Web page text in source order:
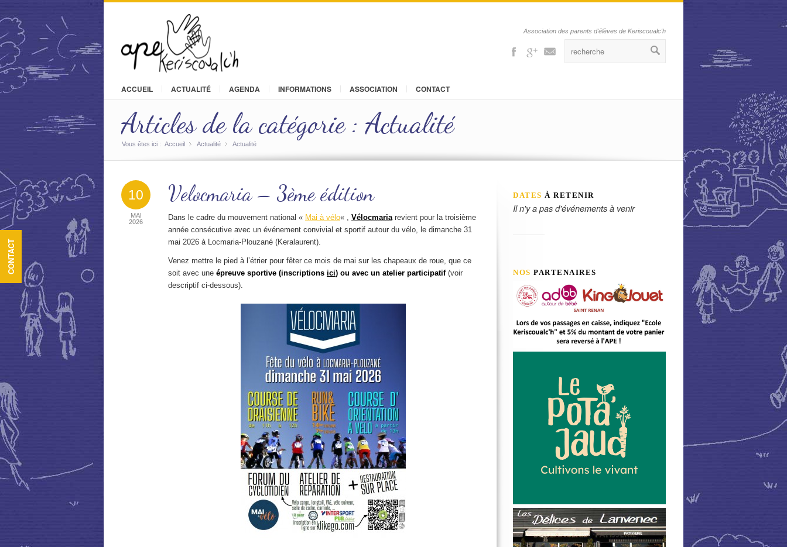
CONTACT
ACCUEIL ACTUALITÉ AGENDA INFORMATIONS ASSOCIATION CONTACT
Association des parents d'élèves de Keriscoualc'h
Facebook
Gplus Mail
Articles de la catégorie : Actualité
Vous êtes ici : Accueil »
Actualité »
Actualité
10
MAI
2026
Velocmaria – 3ème édition
Dans le cadre du mouvement national « Mai à vélo« , Vélocmariarevient pour la troisième
année consécutive avec un événement convivial et sportif autour du vélo, le dimanche 31
mai 2026 à Locmaria-Plouzané (Keralaurent).
Venez mettre le pied à l’étrier pour fêter ce mois de mai sur les chapeaux de roue, que ce
soit avec une épreuve sportive (inscriptions ici) ou avec un atelier participatif(voir
descriptif ci-dessous).
DATES À RETENIR
Il n'y a pas d'événements à venir
NOS PARTENAIRES